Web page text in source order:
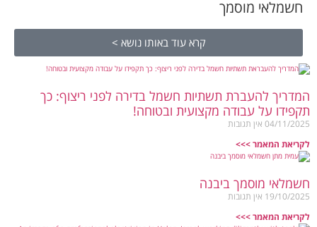
חשמלאי מוסמך
קרא עוד באותו נושא >
המדריך להעברת תשתיות חשמל בדירה לפני ריצוף: כך
תקפידו על עבודה מקצועית ובטוחה!
04/11/2025 אין תגובות
לקריאת המאמר >>>
חשמלאי מוסמך ביבנה
19/10/2025 אין תגובות
לקריאת המאמר >>>